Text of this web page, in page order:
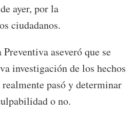
ayer, por la
ciudadanos.
aseveró que se
investigación de los hechos
pasó y determinar
o no.